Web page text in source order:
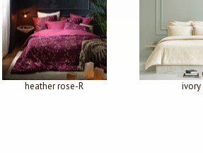
heather rose-R ivory